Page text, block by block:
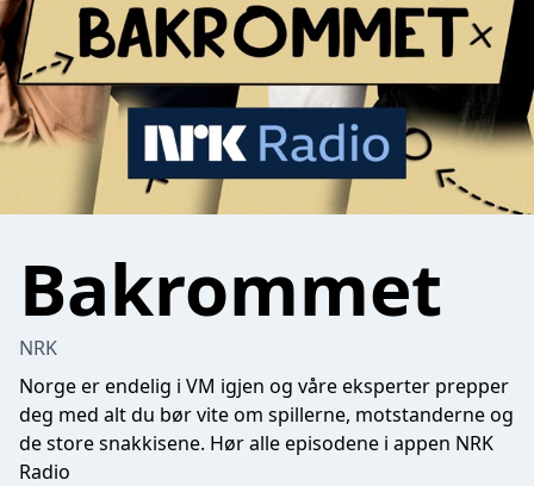
Bakrommet
NRK
Norge er endelig i VM igjen og våre eksperter prepper
deg med alt du bør vite om spillerne, motstanderne og
de store snakkisene. Hør alle episodene i appen NRK
Radio